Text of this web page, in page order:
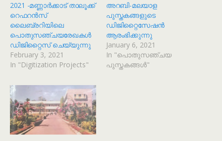
2021 -മണ്ണാർക്കാട് താലൂക്ക്
റെഫറൻസ്
ലൈബ്രറിയിലെ
പൊതുസഞ്ചയരേഖകൾ
ഡിജിറ്റൈസ് ചെയ്യുന്നു
February 3, 2021
In "Digitization Projects"
അറബി-മലയാള
പുസ്തകങ്ങളുടെ
ഡിജിറ്റൈസേഷൻ
ആരംഭിക്കുന്നു
January 6, 2021
In "പൊതുസഞ്ചയ
പുസ്തകങ്ങൾ"